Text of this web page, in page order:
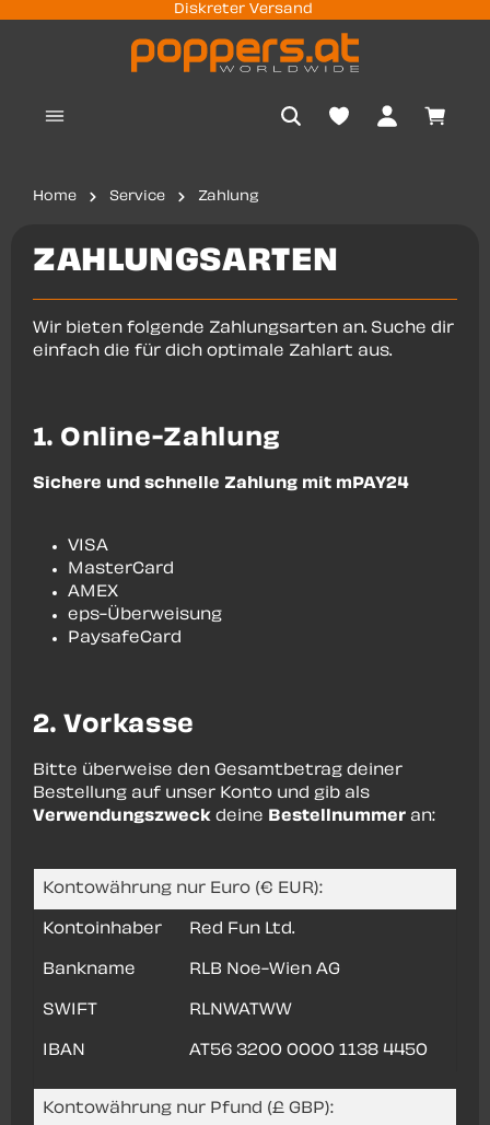
springen
Diskreter Versand
Home Service Zahlung
ZAHLUNGSARTEN
Wir bieten folgende Zahlungsarten an. Suche dir
einfach die für dich optimale Zahlart aus.
1. Online-Zahlung
Sichere und schnelle Zahlung mit mPAY24
VISA
MasterCard
AMEX
eps-Überweisung
PaysafeCard
2. Vorkasse
Bitte überweise den Gesamtbetrag deiner
Bestellung auf unser Konto und gib als
Verwendungszweck deine Bestellnummer an:
Kontowährung nur Euro (€ EUR):
Kontoinhaber Red Fun Ltd.
Bankname RLB Noe-Wien AG
SWIFT RLNWATWW
IBAN AT56 3200 0000 1138 4450
Kontowährung nur Pfund (£ GBP):